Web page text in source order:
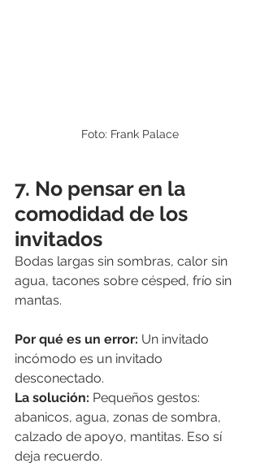
Foto: Frank Palace
7. No pensar en la
comodidad de los
invitados
Bodas largas sin sombras, calor sin
agua, tacones sobre césped, frío sin
mantas.
Por qué es un error: Un invitado
incómodo es un invitado
desconectado.
La solución: Pequeños gestos:
abanicos, agua, zonas de sombra,
calzado de apoyo, mantitas. Eso sí
deja recuerdo.